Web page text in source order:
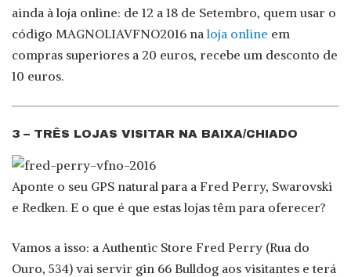
ainda à loja online: de 12 a 18 de Setembro, quem usar o
código MAGNOLIAVFNO2016 na loja online em
compras superiores a 20 euros, recebe um desconto de
10 euros.
3 – TRÊS LOJAS VISITAR NA BAIXA/CHIADO
Aponte o seu GPS natural para a Fred Perry, Swarovski
e Redken. E o que é que estas lojas têm para oferecer?
Vamos a isso: a Authentic Store Fred Perry (Rua do
Ouro, 534) vai servir gin 66 Bulldog aos visitantes e terá